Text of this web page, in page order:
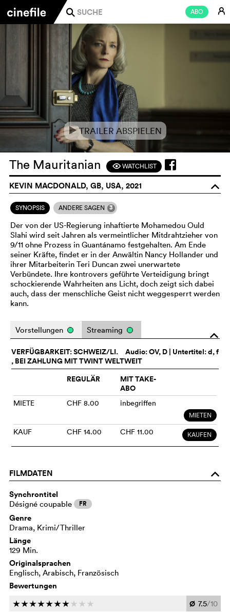
ABO E
j
eTRAILER ABSPIELEN
The Mauritanian FWATCHLIST
KEVIN MACDONALD, GB, USA, 2021 o
SYNOPSIS ANDERE SAGEN 3
Der von der US-Regierung inhaftierte Mohamedou Ould
Slahi wird seit Jahren als vermeintlicher Mitdrahtzieher von
9/11 ohne Prozess in Guantánamo festgehalten. Am Ende
seiner Kräfte, findet er in der Anwältin Nancy Hollander und
ihrer Mitarbeiterin Teri Duncan zwei unerwartete
Verbündete. Ihre kontrovers geführte Verteidigung bringt
schockierende Wahrheiten ans Licht, doch zeigt sich dabei
auch, dass der menschliche Geist nicht weggesperrt werden
kann.
o
Vorstellungen Streaming
Audio:OV, D | Untertitel: d, f
VERFÜGBARKEIT: SCHWEIZ/LI.
, BEI ZAHLUNG MIT TWINT WELTWEIT
REGULÄR
MIT TAKE-
ABO
MIETE CHF 8.00 inbegriffen
MIETEN
KAUF CHF 14.00 CHF 11.00 KAUFEN
FILMDATEN o
Synchrontitel
Désigné coupable FR
Genre
Drama, Krimi/Thriller
Länge
129 Min.
Originalsprachen
Englisch, Arabisch, Französisch
Bewertungen
ccccccc c c c Ø 7.5/10